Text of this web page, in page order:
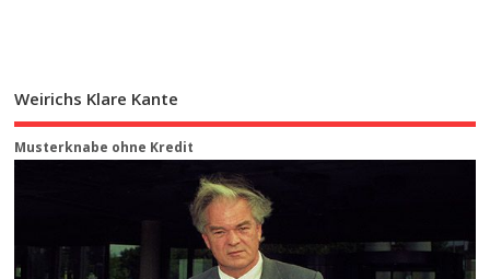
Weirichs Klare Kante
Musterknabe ohne Kredit